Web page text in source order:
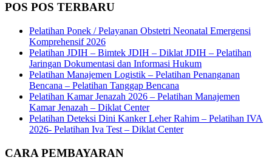
POS POS TERBARU
Pelatihan Ponek / Pelayanan Obstetri Neonatal Emergensi
Komprehensif 2026
Pelatihan JDIH – Bimtek JDIH – Diklat JDIH – Pelatihan
Jaringan Dokumentasi dan Informasi Hukum
Pelatihan Manajemen Logistik – Pelatihan Penanganan
Bencana – Pelatihan Tanggap Bencana
Pelatihan Kamar Jenazah 2026 – Pelatihan Manajemen
Kamar Jenazah – Diklat Center
Pelatihan Deteksi Dini Kanker Leher Rahim – Pelatihan IVA
2026- Pelatihan Iva Test – Diklat Center
CARA PEMBAYARAN